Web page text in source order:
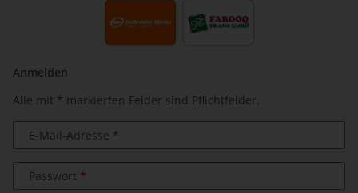
Anmelden
Alle mit * markierten Felder sind Pflichtfelder.
E-Mail-Adresse
Passwort